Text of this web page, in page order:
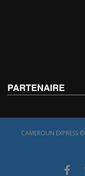
PARTENAIRE
CAMEROUN